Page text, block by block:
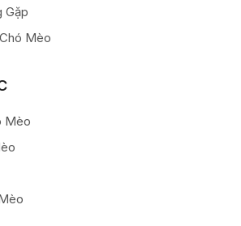
Gặp
Mèo
Mèo